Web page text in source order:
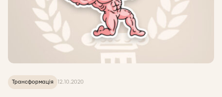
Трансформація 12.10.2020